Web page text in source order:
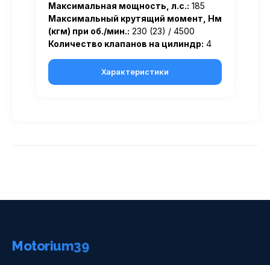
Максимальная мощность, л.с.: 185
Максимальный крутящий момент, Нм
(кгм) при об./мин.: 230 (23) / 4500
Количество клапанов на цилиндр: 4
Характеристики
Motorium39